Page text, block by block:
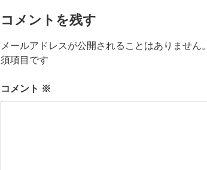
コメントを残す
メールアドレスが公開されることはありません。
須項目です
コメント ※